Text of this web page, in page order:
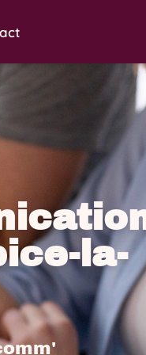
la-